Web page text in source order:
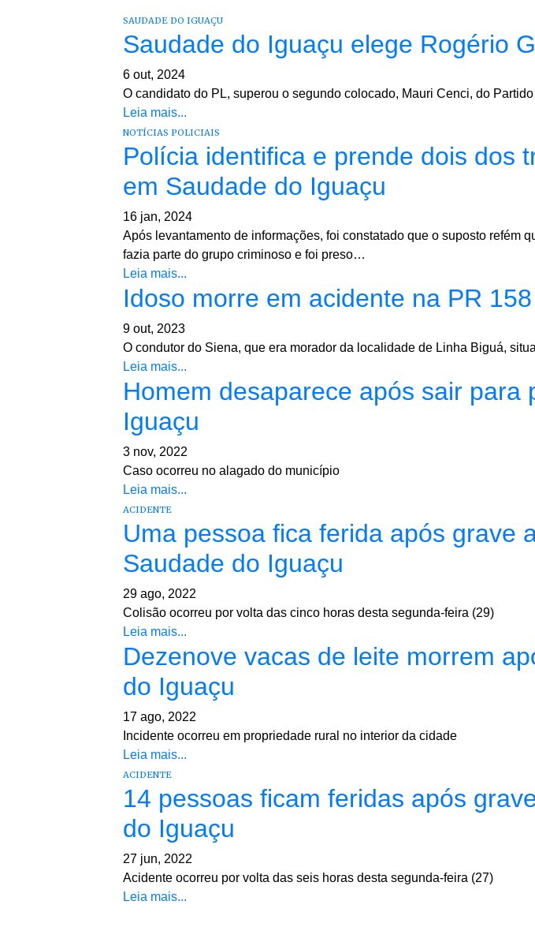
SAUDADE DO IGUAÇU
Saudade do Iguaçu elege Rogério
6 out, 2024
O candidato do PL, superou o segundo colocado, Mauri Cenci, do
Leia mais...
NOTÍCIAS POLICIAIS
Polícia identifica e prende dois dos
em Saudade do Iguaçu
16 jan, 2024
Após levantamento de informações, foi constatado que o suposto refém
fazia parte do grupo criminoso e foi preso…
Leia mais...
Idoso morre em acidente na PR
9 out, 2023
O condutor do Siena, que era morador da localidade de Linha Biguá,
Leia mais...
Homem desaparece após sair para
Iguaçu
3 nov, 2022
Caso ocorreu no alagado do município
Leia mais...
ACIDENTE
Uma pessoa fica ferida após grave
Saudade do Iguaçu
29 ago, 2022
Colisão ocorreu por volta das cinco horas desta segunda-feira (29)
Leia mais...
Dezenove vacas de leite morrem
do Iguaçu
17 ago, 2022
Incidente ocorreu em propriedade rural no interior da cidade
Leia mais...
ACIDENTE
14 pessoas ficam feridas após
do Iguaçu
27 jun, 2022
Acidente ocorreu por volta das seis horas desta segunda-feira (27)
Leia mais...